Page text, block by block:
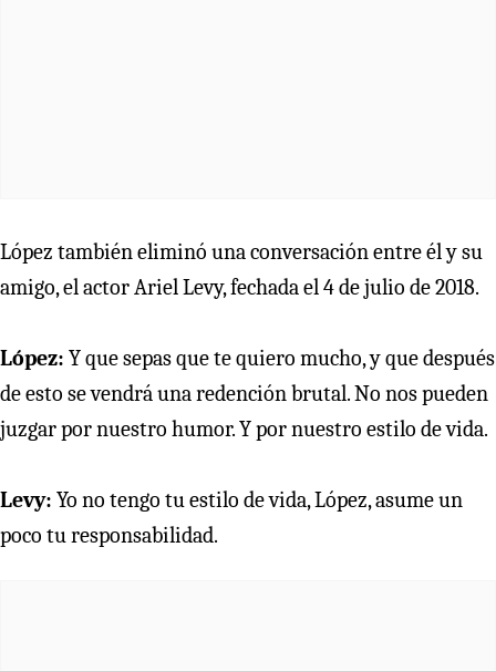
López también eliminó una conversación entre él y su
amigo, el actor Ariel Levy, fechada el 4 de julio de 2018.
López: Y que sepas que te quiero mucho, y que después
de esto se vendrá una redención brutal. No nos pueden
juzgar por nuestro humor. Y por nuestro estilo de vida.
Levy: Yo no tengo tu estilo de vida, López, asume un
poco tu responsabilidad.